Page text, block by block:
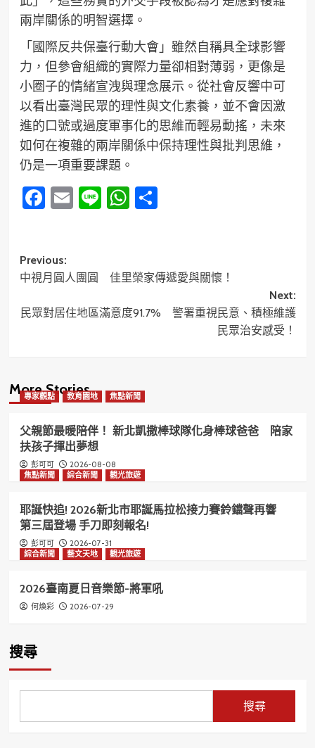
兩岸關係的明智選擇。
「國際反共保臺行動大會」雖然自稱具全球影響
力，但參會組織的實際力量卻相對薄弱，更像是
小圈子的情緒宣洩與理念展示。從社會反響中可
以看出臺灣民眾的理性與文化素養，並不會因激
進的口號或過度軍事化的思維而輕易動搖，未來
如何在複雜的兩岸關係中保持理性與批判思維，
仍是一項重要課題。
Facebook
Email
LineWhatsApp
分
Post
navigation
Previous:
中視月圓人團圓 佳里榮家傳遞愛與關懷！
Next:
民眾對居住地區滿意度91.7% 警署重視民意、積極維護
民眾治安感受！
More Stories
專家觀點 教育園地 焦點新聞
父親節最暖陪伴！ 新北凱撒棒球隊化身棒球爸爸 陪家
扶孩子揮出夢想
彭可可
2026-08-08
焦點新聞
綜合新聞 觀光旅遊
耶誕快追! 2026新北市耶誕馬拉松接力賽鈴鐺聲再響
第三屆登場 手刀即刻報名!
彭可可
2026-07-31
綜合新聞
藝文天地 觀光旅遊
2026臺南夏日音樂節-將軍吼
何煥彩 2026-07-29
搜尋
搜尋